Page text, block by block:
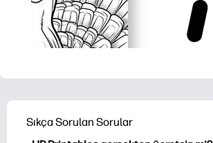
Sıkça Sorulan Sorular